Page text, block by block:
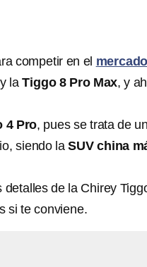
competir en el
laTiggo 8 Pro Max, y
4 Pro, pues se trata de
siendo laSUV china
de la Chirey
si te conviene.